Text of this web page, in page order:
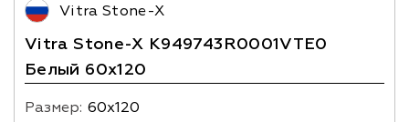
Vitra Stone-X
Vitra Stone-X K949743R0001VTE0
Белый 60x120
Размер: 60х120